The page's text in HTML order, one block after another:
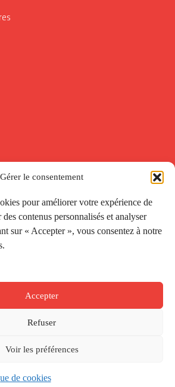
Gérer le consentement
pour améliorer votre expérience de
contenus personnalisés et analyser
sur « Accepter », vous consentez à notre
Accepter
Refuser
Voir les préférences
de cookies
vente
Côté Courrier